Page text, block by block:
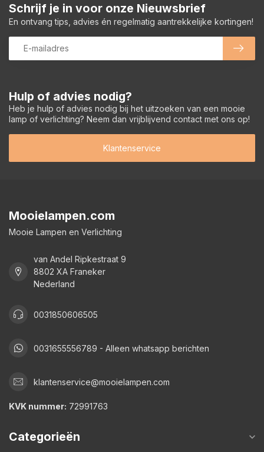
Hulp of advies nodig?
Heb je hulp of advies nodig bij het uitzoeken van een mooie
lamp of verlichting? Neem dan vrijblijvend contact met ons op!
Klantenservice
Schrijf je in voor onze Nieuwsbrief
En ontvang tips, advies én regelmatig aantrekkelijke kortingen!
Mooielampen.com
Mooie Lampen en Verlichting
van Andel Ripkestraat 9
8802 XA Franeker
Nederland
0031850606505
0031655556789 - Alleen whatsapp berichten
klantenservice@mooielampen.com
KVK nummer: 72991763
Categorieën